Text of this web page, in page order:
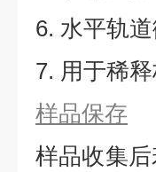
6. 水平轨
7. 用于稀
样品保存
样品收集